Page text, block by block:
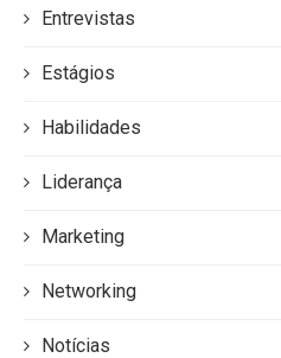
Entrevistas
Estágios
Habilidades
Liderança
Marketing
Networking
Notícias